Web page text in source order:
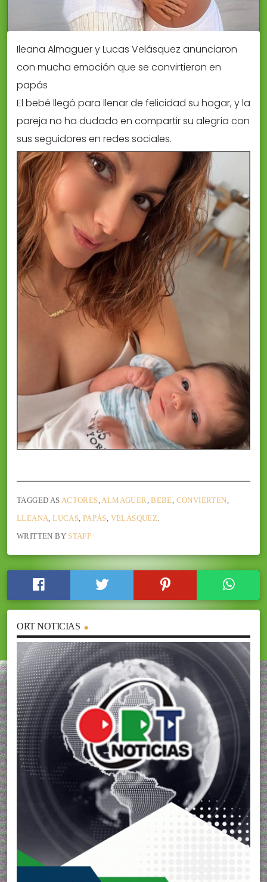
Ileana Almaguer y Lucas Velásquez anunciaron
con mucha emoción que se convirtieron en
papás
El bebé llegó para llenar de felicidad su hogar, y la
pareja no ha dudado en compartir su alegría con
sus seguidores en redes sociales.
TAGGED AS ACTORES,ALMAGUER,BEBE, CONVIERTEN,
LLEANA,LUCAS, PAPÁS, VELÁSQUEZ.
WRITTEN BY STAFF
ORT NOTICIAS